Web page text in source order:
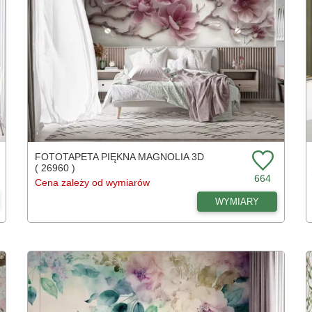
FOTOTAPETA PIĘKNA MAGNOLIA 3D
( 26960 )
Cena zależy od wymiarów
664
WYMIARY